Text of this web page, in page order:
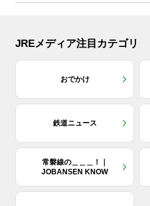
JREメディア注目カテゴリ
おでかけ
鉄道ニュース
常磐線の＿＿＿！｜
JOBANSEN KNOW